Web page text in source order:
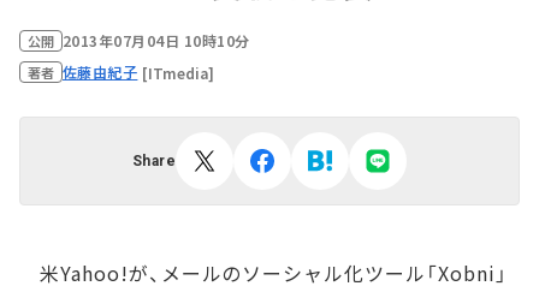
公開 2013年07月04日 10時10分
著者 佐藤由紀子 [ITmedia]
Share
米Yahoo!が、メールのソーシャル化ツール「Xobni」